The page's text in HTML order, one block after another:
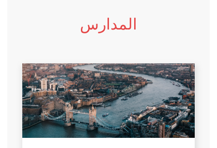
المدارس